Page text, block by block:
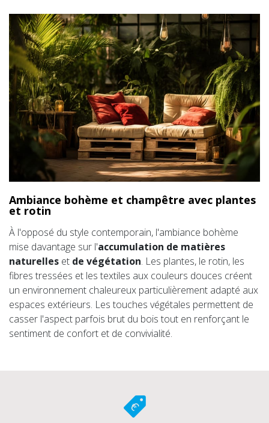
Ambiance bohème et champêtre avec plantes
et rotin
À l'opposé du style contemporain, l'ambiance bohème
mise davantage sur l'accumulation de matières
naturelles et de végétation. Les plantes, le rotin, les
fibres tressées et les textiles aux couleurs douces créent
un environnement chaleureux particulièrement adapté aux
espaces extérieurs. Les touches végétales permettent de
casser l'aspect parfois brut du bois tout en renforçant le
sentiment de confort et de convivialité.